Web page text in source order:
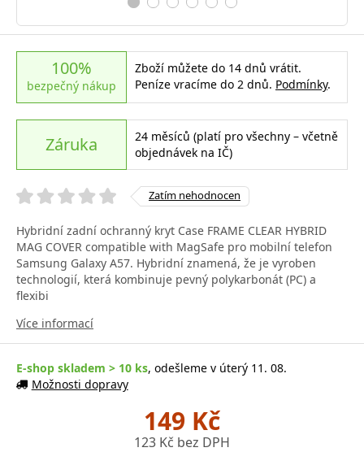
100%
bezpečný nákup
Zboží můžete do 14 dnů vrátit.
Peníze vracíme do 2 dnů. Podmínky.
Záruka
24 měsíců (platí pro všechny – včetně
objednávek na IČ)
Zatím nehodnocen
Hybridní zadní ochranný kryt Case FRAME CLEAR HYBRID
MAG COVER compatible with MagSafe pro mobilní telefon
Samsung Galaxy A57. Hybridní znamená, že je vyroben
technologií, která kombinuje pevný polykarbonát (PC) a
flexibi
Více informací
E-shop skladem > 10 ks, odešleme v úterý 11. 08.
Možnosti dopravy
149 Kč
123 Kč bez DPH